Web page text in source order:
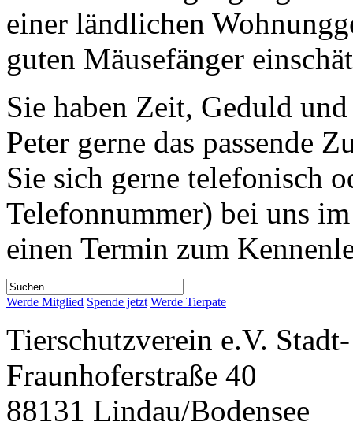
einer ländlichen
guten Mäusefänger
Sie haben Zeit, Geduld
Peter gerne das passende
Sie sich gerne telefonisch
Telefonnummer) bei uns
einen Termin zum
Werde Mitglied Spende jetzt Werde Tierpate
Tierschutzverein e.V.
Fraunhoferstraße 40
88131 Lindau/Bodensee